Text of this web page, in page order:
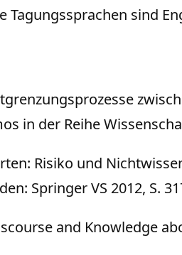
Tagungssprachen sind
in der Reihe
Risiko und
Springer VS 2012, S.
and Knowledge